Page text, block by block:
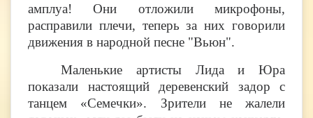
амплуа! Они отложили микрофоны,
расправили плечи, теперь за них говорили
движения в народной песне "Вьюн".
Маленькие артисты Лида и Юра
показали настоящий деревенский задор с
танцем «Семечки». Зрители не жалели